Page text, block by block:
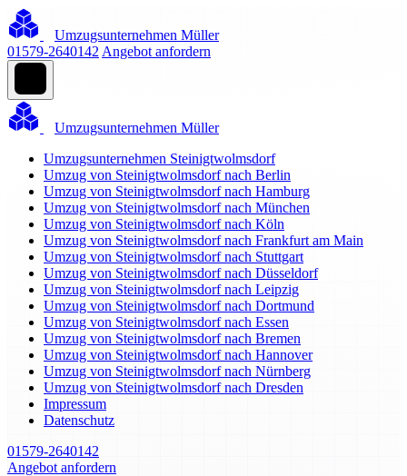
Umzugsunternehmen Müller
01579-2640142 Angebot anfordern
Umzugsunternehmen Müller
Umzugsunternehmen Steinigtwolmsdorf
Umzug von Steinigtwolmsdorf nach Berlin
Umzug von Steinigtwolmsdorf nach Hamburg
Umzug von Steinigtwolmsdorf nach München
Umzug von Steinigtwolmsdorf nach Köln
Umzug von Steinigtwolmsdorf nach Frankfurt am Main
Umzug von Steinigtwolmsdorf nach Stuttgart
Umzug von Steinigtwolmsdorf nach Düsseldorf
Umzug von Steinigtwolmsdorf nach Leipzig
Umzug von Steinigtwolmsdorf nach Dortmund
Umzug von Steinigtwolmsdorf nach Essen
Umzug von Steinigtwolmsdorf nach Bremen
Umzug von Steinigtwolmsdorf nach Hannover
Umzug von Steinigtwolmsdorf nach Nürnberg
Umzug von Steinigtwolmsdorf nach Dresden
Impressum
Datenschutz
01579-2640142
Angebot anfordern